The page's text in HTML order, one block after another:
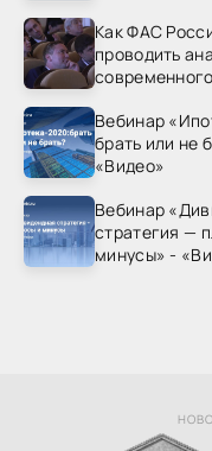
Как ФАС
проводить
России»
Вебинар
брать или не
«Видео»
Вебинар
стратегия —
минусы» -